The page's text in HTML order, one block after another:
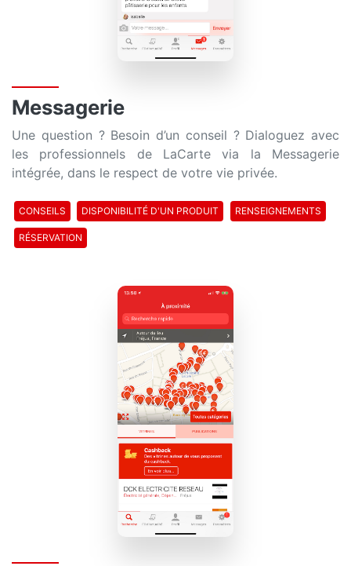
Messagerie
Une question ? Besoin d’un conseil ? Dialoguez avec
les professionnels de LaCarte via la Messagerie
intégrée, dans le respect de votre vie privée.
CONSEILS DISPONIBILITÉ D'UN PRODUIT RENSEIGNEMENTS
RÉSERVATION